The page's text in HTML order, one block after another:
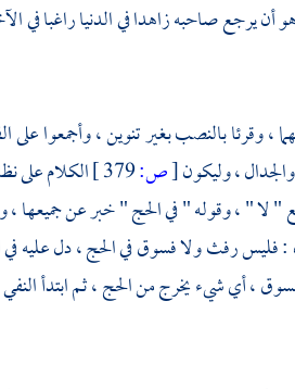
أن يرجع صاحبه زاهدا في الدنيا راغبا في
وقرئا بالنصب بغير تنوين ، وأجمعوا على
، وليكون[ص:379 ]
الكلام على
" لا " ، وقوله " في الحج " خبر عن جميعها ،
رفث ولا فسوق في الحج ، دل عليه في
، أي شيء يخرج من الحج ، ثم ابتدأ